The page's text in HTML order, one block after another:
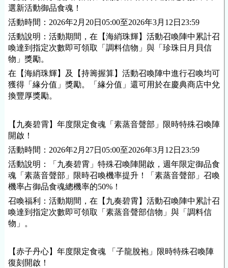
選新活動御品食魂！
活動時間：2026年2月20日05:00至2026年3月12日23:59
活動說明：活動期間，在【海綃珠輝】活動召喚陣中累計召
喚達到指定次數即可領取「調料信物」與「珍珠日月貝信
物」獎勵。
在【海綃珠輝】及【持籌握算】活動召喚陣中進行召喚均可
獲得「緣分值」獎勵。「緣分值」還可用於在慶典商店中兌
換豐厚獎勵。
【九奏碧霄】年度限定食魂「素蒸音聲部」限時特殊召喚陣
開啟！
活動時間：2026年2月27日05:00至2026年3月12日23:59
活動說明：「九奏碧霄」特殊召喚陣開啟，週年限定御品食
魂「素蒸音聲部」限時召喚機率提升！「素蒸音聲部」召喚
機率占御品食魂總機率的50%！
召喚福利：活動期間，在【九奏碧霄】活動召喚陣中累計召
喚達到指定次數即可領取「素蒸音聲部信物」與「調料信
物」。
【赤子丹心】年度限定食魂 「子龍脫袍」限時特殊召喚陣
復刻開啟！